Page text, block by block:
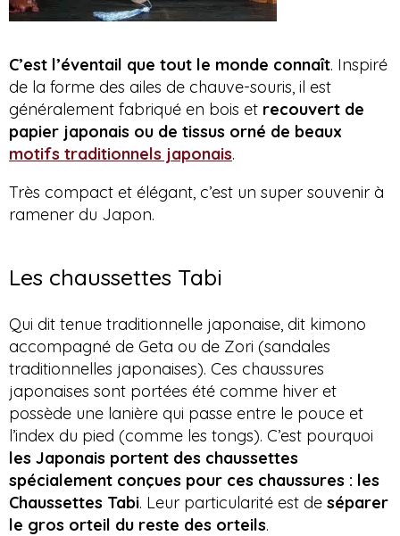
C’est l’éventail que tout le monde connaît. Inspiré
de la forme des ailes de chauve-souris, il est
généralement fabriqué en bois et recouvert de
papier japonais ou de tissus orné de beaux
motifs traditionnels japonais.
Très compact et élégant, c’est un super souvenir à
ramener du Japon.
Les chaussettes Tabi
Qui dit tenue traditionnelle japonaise, dit kimono
accompagné de Geta ou de Zori (sandales
traditionnelles japonaises). Ces chaussures
japonaises sont portées été comme hiver et
possède une lanière qui passe entre le pouce et
l’index du pied (comme les tongs). C’est pourquoi
les Japonais portent des chaussettes
spécialement conçues pour ces chaussures : les
Chaussettes Tabi. Leur particularité est de séparer
le gros orteil du reste des orteils.